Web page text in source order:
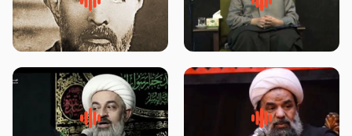
لقب حضرت رقیه سلام الله علیها به
چه معناست – حجت الاسلام علوی
روضه‌ی مجلس یزید ملعون و
اسارت اهل‌بیت علیهم‌السلام –
محدث زاده